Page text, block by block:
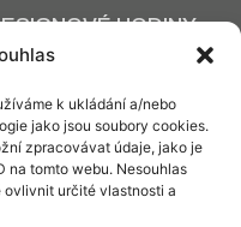
k ukládání a/nebo
jako jsou soubory cookies.
zpracovávat údaje, jako je
na tomto webu. Nesouhlas
ovlivnit určité vlastnosti a
HODINY